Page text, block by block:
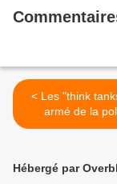
< Les "think tanks" : bras
armé de la
étrangère
Hébergé par